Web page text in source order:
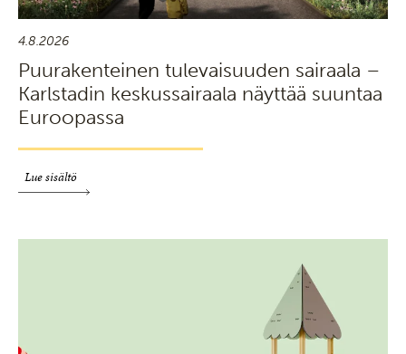
4.8.2026
Puurakenteinen tulevaisuuden sairaala –
Karlstadin keskussairaala näyttää suuntaa
Euroopassa
Lue sisältö